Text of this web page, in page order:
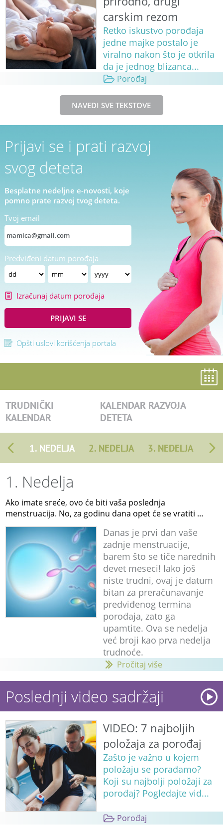
carskim rezom
Retko iskustvo porođaja
jedne majke postalo je
viralno nakon što je otkrila
da je jednog blizanca...
Porođaj
NAVEDI SVE TEKSTOVE
Prijavi se i prati razvoj
svog deteta
Besplatne nedeljne e-novosti, koje
pomno prate razvoj tvog deteta.
Tvoj email
Predviđeni datum porođaja
Izračunaj datum porođaja
PRIJAVI SE
Opšti uslovi korišćenja portala
TRUDNIČKI
KALENDAR
KALENDAR RAZVOJA
DETETA
1. NEDELJA 2. NEDELJA 3. NEDELJA
1. Nedelja
Ako imate sreće, ovo će biti vaša poslednja
menstruacija. No, za godinu dana opet će se vratiti …
Danas je prvi dan vaše
zadnje menstruacije,
barem što se tiče narednih
devet meseci! Iako još
niste trudni, ovaj je datum
bitan za preračunavanje
predviđenog termina
porođaja, zato ga
upamtite. Ova se nedelja
već broji kao prva nedelja
trudnoće.
Pročitaj više
Poslednji video sadržaji
VIDEO: 7 najboljih
položaja za porođaj
Zašto je važno u kojem
položaju se porađamo?
Koji su najbolji položaji za
porođaj? Pogledajte vid...
Porođaj